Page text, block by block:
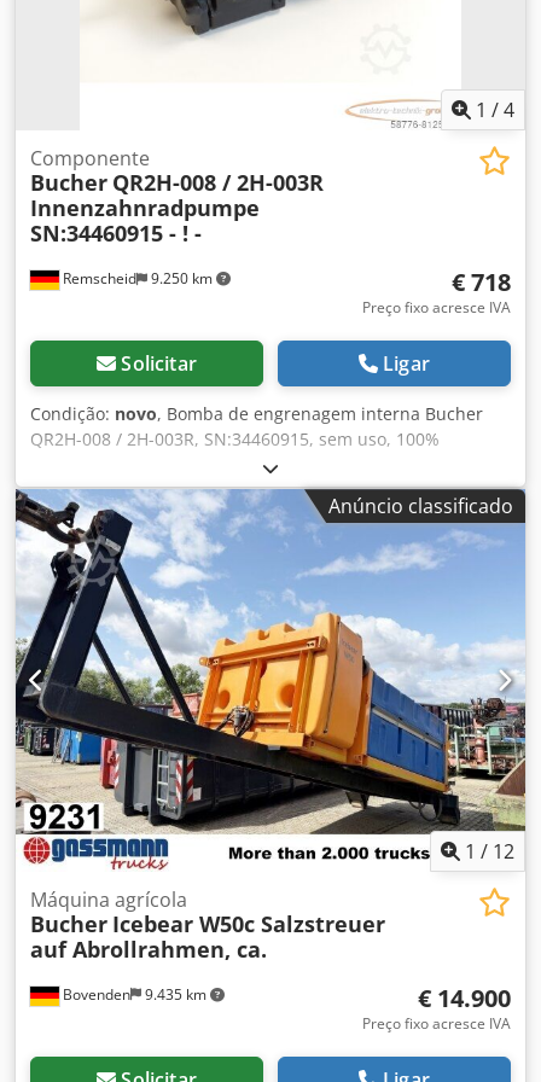
1 /4
Remscheid 9.250 km
Componente
Bucher QR2H-008 / 2H-003R
Innenzahnradpumpe
SN:34460915 - ! -
€ 718
Preço fixo acresce IVA
Solicitar Ligar
Condição: novo, Bomba de engrenagem interna Bucher
QR2H-008 / 2H-003R, SN:34460915, sem uso, 100%
funcional, escopo de entrega conforme fotos Cedpfsi D
Ulvex Ahaorf
Anúncio classificado
1 / 12
Bovenden 9.435 km
Máquina agrícola
Bucher Icebear W50c Salzstreuer
auf Abrollrahmen, ca.
€ 14.900
Preço fixo acresce IVA